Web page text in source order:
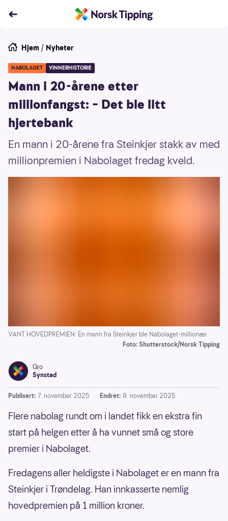
Hjem / Nyheter
NABOLAGET VINNERHISTORIE
Mann i 20-årene etter
millionfangst: – Det ble litt
hjertebank
En mann i 20-årene fra Steinkjer stakk av med
millionpremien i Nabolaget fredag kveld.
VANT HOVEDPREMIEN: En mann fra Steinkjer ble Nabolaget-millionær.
Foto: Shutterstock/Norsk Tipping
Gro
Synstad
Publisert: 7. november 2025 Endret: 9. november 2025
Flere nabolag rundt om i landet fikk en ekstra fin
start på helgen etter å ha vunnet små og store
premier i Nabolaget.
Fredagens aller heldigste i Nabolaget er en mann fra
Steinkjer i Trøndelag. Han innkasserte nemlig
hovedpremien på 1 million kroner.